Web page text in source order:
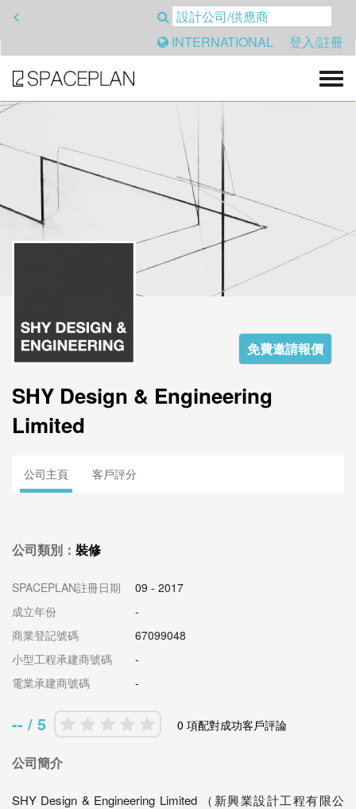
<
INTERNATIONAL
登入/註冊
免費邀請報價
SHY Design & Engineering
Limited
公司主頁 客戶評分
公司類別： 裝修
SPACEPLAN註冊日期
09 - 2017
成立年份
-
商業登記號碼
67099048
小型工程承建商號碼
-
電業承建商號碼
-
-- / 5 0 項配對成功客戶評論
公司簡介
SHY Design & Engineering Limited （新興業設計工程有限公